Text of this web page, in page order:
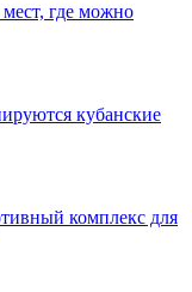
где можно
кубанские
комплекс для